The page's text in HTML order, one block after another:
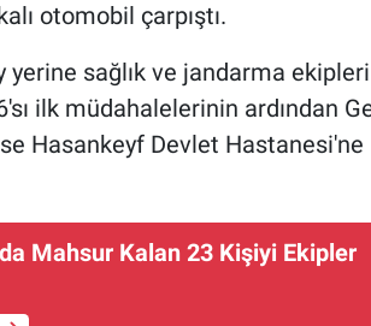
otomobil çarpıştı.
sağlık ve jandarma ekipleri
ilk müdahalelerinin ardından
Hasankeyf Devlet Hastanesi'ne
Mahsur Kalan 23 Kişiyi Ekipler